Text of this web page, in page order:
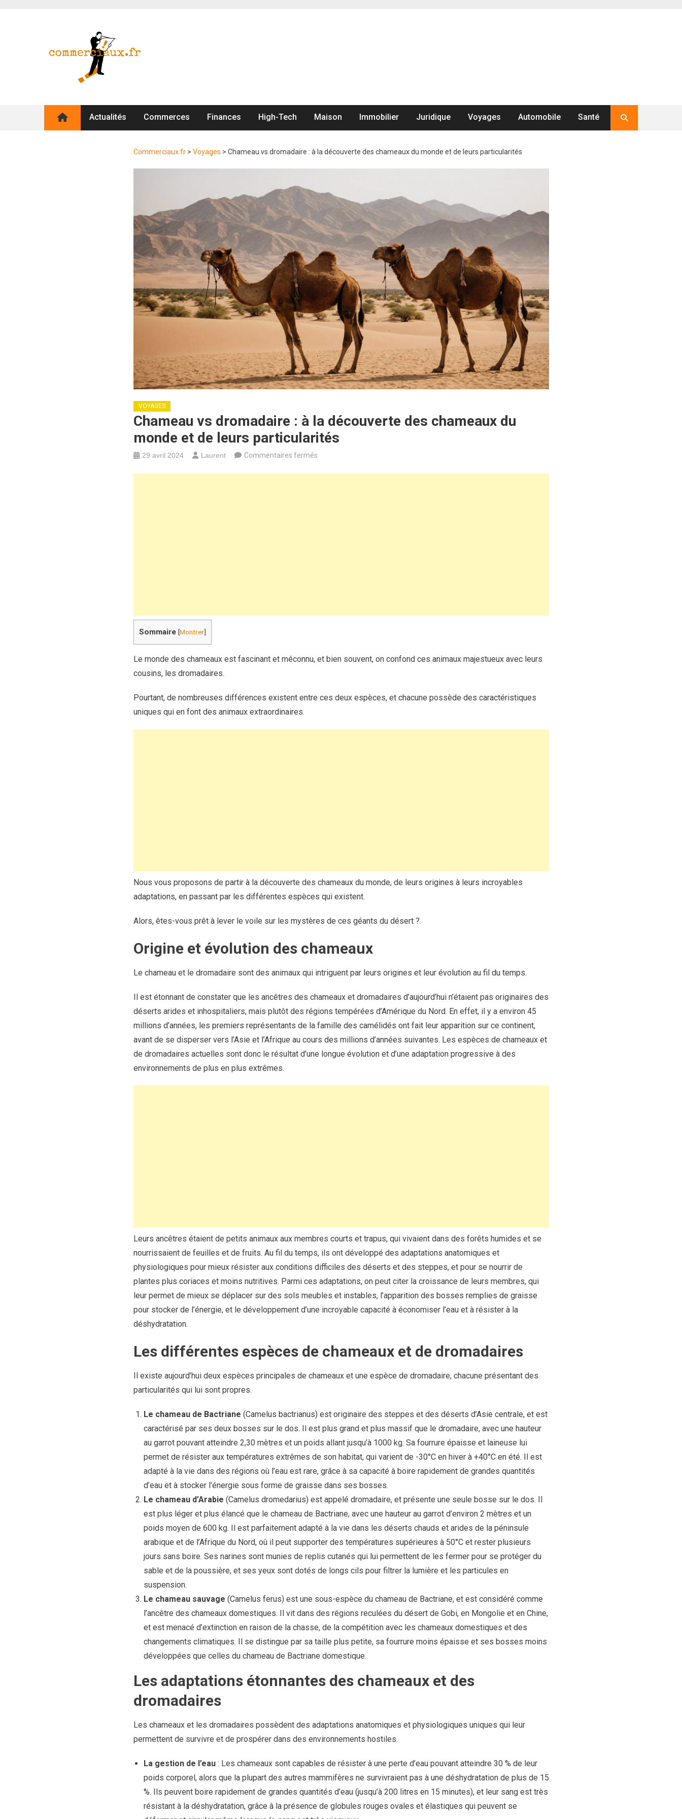
Actualités Commerces Finances High-Tech Maison Immobilier Juridique Voyages Automobile Santé
Commerciaux.fr> Voyages > Chameau vs dromadaire : à la découverte des chameaux du monde et de leurs particularités
VOYAGES
Chameau vs dromadaire : à la découverte des chameaux du
monde et de leurs particularités
29 avril 2024 Laurent Commentaires ferméssur
Sommaire [Montrer]
Le monde des chameaux est fascinant et méconnu, et bien souvent, on confond ces animaux majestueux avec leurs
cousins, les dromadaires.
Pourtant, de nombreuses différences existent entre ces deux espèces, et chacune possède des caractéristiques
uniques qui en font des animaux extraordinaires.
Nous vous proposons de partir à la découverte des chameaux du monde, de leurs origines à leurs incroyables
adaptations, en passant par les différentes espèces qui existent.
Alors, êtes-vous prêt à lever le voile sur les mystères de ces géants du désert ?
Origine et évolution des chameaux
Le chameau et le dromadaire sont des animaux qui intriguent par leurs origines et leur évolution au fil du temps.
Il est étonnant de constater que les ancêtres des chameaux et dromadaires d’aujourd’hui n’étaient pas originaires des
déserts arides et inhospitaliers, mais plutôt des régions tempérées d’Amérique du Nord. En effet, il y a environ 45
millions d’années, les premiers représentants de la famille des camélidés ont fait leur apparition sur ce continent,
avant de se disperser vers l’Asie et l’Afrique au cours des millions d’années suivantes. Les espèces de chameaux et
de dromadaires actuelles sont donc le résultat d’une longue évolution et d’une adaptation progressive à des
environnements de plus en plus extrêmes.
Leurs ancêtres étaient de petits animaux aux membres courts et trapus, qui vivaient dans des forêts humides et se
nourrissaient de feuilles et de fruits. Au fil du temps, ils ont développé des adaptations anatomiques et
physiologiques pour mieux résister aux conditions difficiles des déserts et des steppes, et pour se nourrir de
plantes plus coriaces et moins nutritives. Parmi ces adaptations, on peut citer la croissance de leurs membres, qui
leur permet de mieux se déplacer sur des sols meubles et instables, l’apparition des bosses remplies de graisse
pour stocker de l’énergie, et le développement d’une incroyable capacité à économiser l’eau et à résister à la
déshydratation.
Les différentes espèces de chameaux et de dromadaires
Il existe aujourd’hui deux espèces principales de chameaux et une espèce de dromadaire, chacune présentant des
particularités qui lui sont propres.
Le chameau de Bactriane (Camelus bactrianus) est originaire des steppes et des déserts d’Asie centrale, et est
caractérisé par ses deux bosses sur le dos. Il est plus grand et plus massif que le dromadaire, avec une hauteur
au garrot pouvant atteindre 2,30 mètres et un poids allant jusqu’à 1000 kg. Sa fourrure épaisse et laineuse lui
permet de résister aux températures extrêmes de son habitat, qui varient de -30°C en hiver à +40°C en été. Il est
adapté à la vie dans des régions où l’eau est rare, grâce à sa capacité à boire rapidement de grandes quantités
d’eau et à stocker l’énergie sous forme de graisse dans ses bosses.
Le chameau d’Arabie (Camelus dromedarius) est appelé dromadaire, et présente une seule bosse sur le dos. Il
est plus léger et plus élancé que le chameau de Bactriane, avec une hauteur au garrot d’environ 2 mètres et un
poids moyen de 600 kg. Il est parfaitement adapté à la vie dans les déserts chauds et arides de la péninsule
arabique et de l’Afrique du Nord, où il peut supporter des températures supérieures à 50°C et rester plusieurs
jours sans boire. Ses narines sont munies de replis cutanés qui lui permettent de les fermer pour se protéger du
sable et de la poussière, et ses yeux sont dotés de longs cils pour filtrer la lumière et les particules en
suspension.
Le chameau sauvage (Camelus ferus) est une sous-espèce du chameau de Bactriane, et est considéré comme
l’ancêtre des chameaux domestiques. Il vit dans des régions reculées du désert de Gobi, en Mongolie et en Chine,
et est menacé d’extinction en raison de la chasse, de la compétition avec les chameaux domestiques et des
changements climatiques. Il se distingue par sa taille plus petite, sa fourrure moins épaisse et ses bosses moins
développées que celles du chameau de Bactriane domestique.
Les adaptations étonnantes des chameaux et des
dromadaires
Les chameaux et les dromadaires possèdent des adaptations anatomiques et physiologiques uniques qui leur
permettent de survivre et de prospérer dans des environnements hostiles.
La gestion de l’eau: Les chameaux sont capables de résister à une perte d’eau pouvant atteindre 30 % de leur
poids corporel, alors que la plupart des autres mammifères ne survivraient pas à une déshydratation de plus de 15
%. Ils peuvent boire rapidement de grandes quantités d’eau (jusqu’à 200 litres en 15 minutes), et leur sang est très
résistant à la déshydratation, grâce à la présence de globules rouges ovales et élastiques qui peuvent se